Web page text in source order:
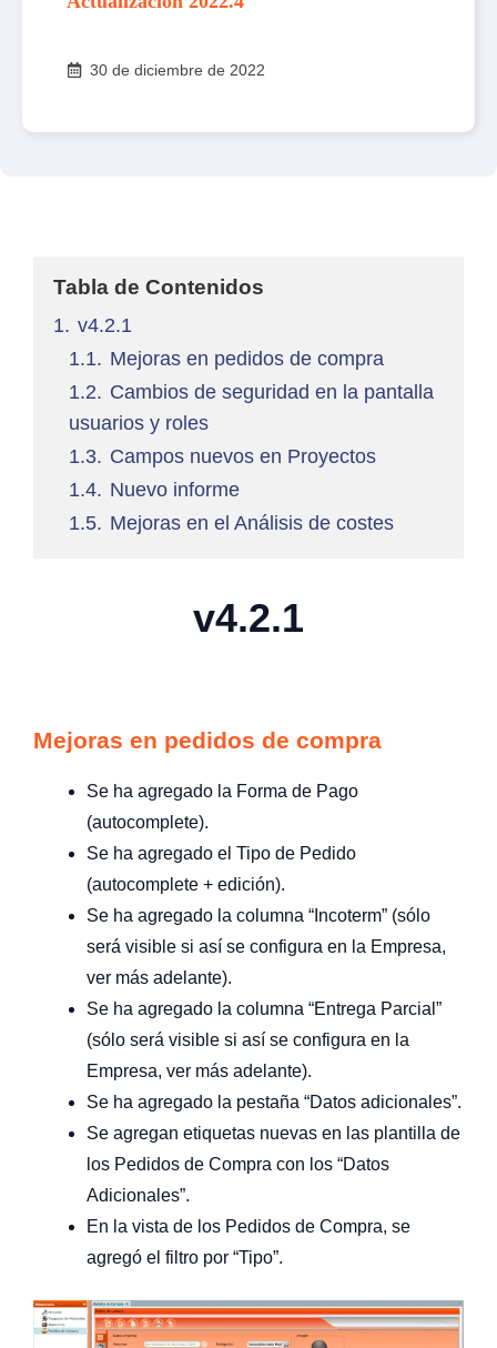
30 de diciembre de 2022
Tabla de Contenidos
1. v4.2.1
1.1. Mejoras en pedidos de compra
1.2. Cambios de seguridad en la pantalla
usuarios y roles
1.3. Campos nuevos en Proyectos
1.4. Nuevo informe
1.5. Mejoras en el Análisis de costes
v4.2.1
Mejoras en pedidos de compra
Se ha agregado la Forma de Pago
(autocomplete).
Se ha agregado el Tipo de Pedido
(autocomplete + edición).
Se ha agregado la columna “Incoterm” (sólo
será visible si así se configura en la Empresa,
ver más adelante).
Se ha agregado la columna “Entrega Parcial”
(sólo será visible si así se configura en la
Empresa, ver más adelante).
Se ha agregado la pestaña “Datos adicionales”.
Se agregan etiquetas nuevas en las plantilla de
los Pedidos de Compra con los “Datos
Adicionales”.
En la vista de los Pedidos de Compra, se
agregó el filtro por “Tipo”.